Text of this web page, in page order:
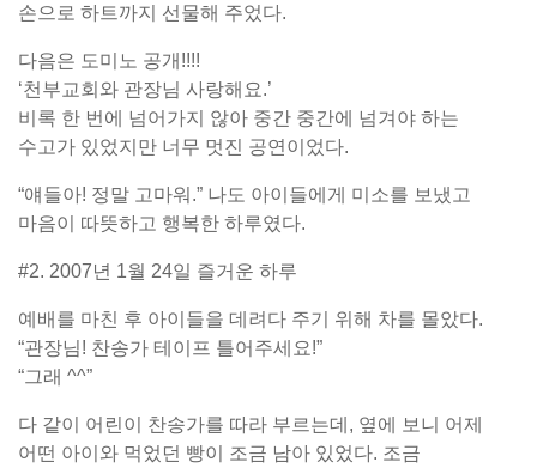
손으로 하트까지 선물해 주었다.
다음은 도미노 공개!!!!
‘천부교회와 관장님 사랑해요.’
비록 한 번에 넘어가지 않아 중간 중간에 넘겨야 하는
수고가 있었지만 너무 멋진 공연이었다.
“얘들아! 정말 고마워.” 나도 아이들에게 미소를 보냈고
마음이 따뜻하고 행복한 하루였다.
#2. 2007년 1월 24일 즐거운 하루
예배를 마친 후 아이들을 데려다 주기 위해 차를 몰았다.
“관장님! 찬송가 테이프 틀어주세요!”
“그래 ^^”
다 같이 어린이 찬송가를 따라 부르는데, 옆에 보니 어제
어떤 아이와 먹었던 빵이 조금 남아 있었다. 조금